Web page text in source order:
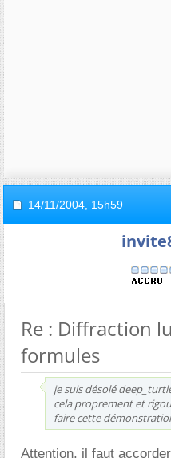
14/11/2004, 15h59
Re : Diffraction
formules
je suis désolé
cela proprement et
faire cette
Attention, il faut